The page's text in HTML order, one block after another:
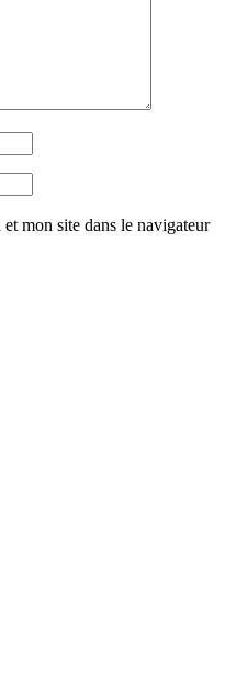
mon site dans le navigateur